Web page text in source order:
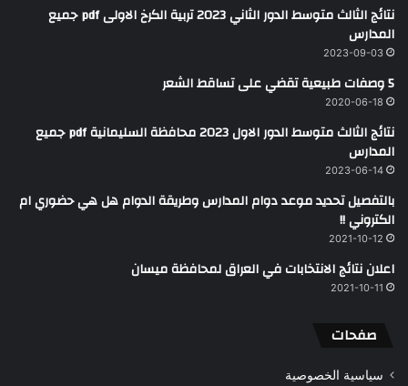
نتائج الثالث متوسط الدور الثاني 2023 تربية الكرخ الاولى pdf جميع
المدارس
2023-09-03
5 وصفات طبيعية تقضي على تساقط الشعر
2020-06-18
نتائج الثالث متوسط الدور الاول 2023 محافظة السليمانية pdf جميع
المدارس
2023-06-14
بالتفصيل تحديد موعد دوام المدارس وطريقة الدوام هل هي حضوري ام
الكتروني !!
2021-10-12
اعلان نتائج الانتخابات في العراق لمحافظة ميسان
2021-10-11
صفحات
سياسية الخصوصية